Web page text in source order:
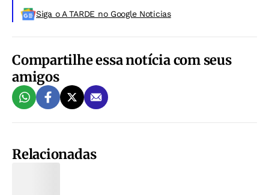
Siga o A TARDE no Google Noticias
Compartilhe essa notícia com seus
amigos
Relacionadas